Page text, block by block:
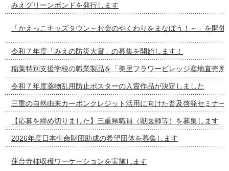
みえグリーンボンドを発行します
「かえっこキッズタウン～お金のやくわりをまなぼう！～」を開催
令和７年度「みえの防災大賞」の募集を開始します！
稲葉特別支援学校の職業製品を「美里フラワービレッジ産地直売所
令和７年度薬物乱用防止ポスターの入賞作品が決定しました
三重の自然由来カーボンクレジット活用に向けた普及啓発セミナー
【応募を締め切りました】三重県職員（獣医師等）を募集します
2026年度日本生命財団助成の希望団体を募集します
蓮台寺柿収穫ワーケーションを実施します